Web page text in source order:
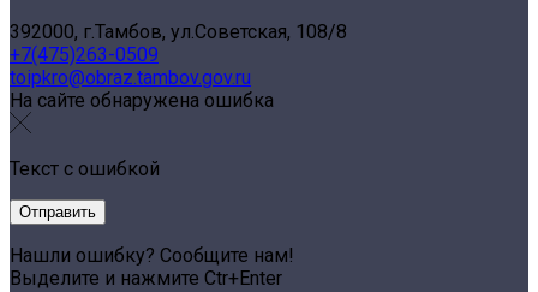
392000, г.Тамбов, ул.Советская, 108/8
+7(475)263-0509
toipkro@obraz.tambov.gov.ru
На сайте обнаружена ошибка
Текст с ошибкой
Нашли ошибку? Сообщите нам!
Выделите и нажмите Ctr+Enter